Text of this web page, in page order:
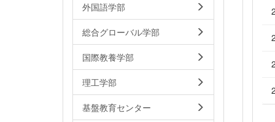
外国語学部
総合グローバル学部
国際教養学部
理工学部
基盤教育センター